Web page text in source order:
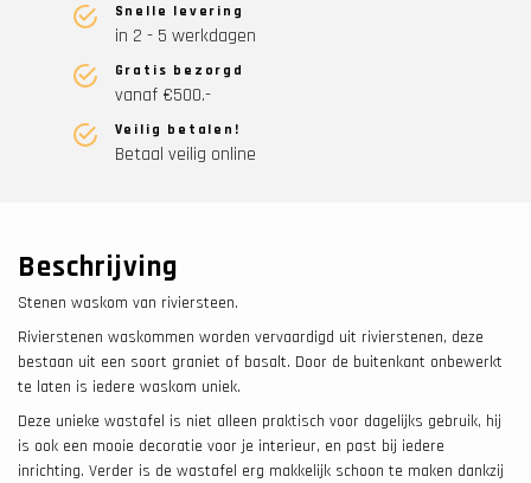
Snelle levering
in 2 - 5 werkdagen
Gratis bezorgd
vanaf €500.-
Veilig betalen!
Betaal veilig online
Beschrijving
Stenen waskom van riviersteen.
Rivierstenen waskommen worden vervaardigd uit rivierstenen, deze
bestaan uit een soort graniet of basalt. Door de buitenkant onbewerkt
te laten is iedere waskom uniek.
Deze unieke wastafel is niet alleen praktisch voor dagelijks gebruik, hij
is ook een mooie decoratie voor je interieur, en past bij iedere
inrichting. Verder is de wastafel erg makkelijk schoon te maken dankzij